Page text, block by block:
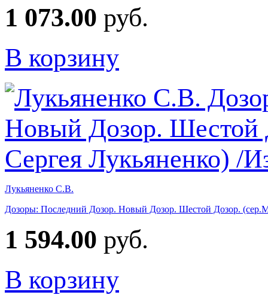
1 073.00 руб.
В корзину
Лукьяненко С.В.
Дозоры: Последний Дозор. Новый Дозор. Шестой Дозор.
1 594.00 руб.
В корзину